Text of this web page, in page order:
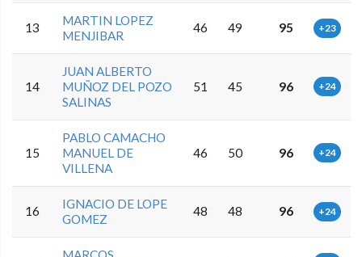
13
MARTIN LOPEZ
MENJIBAR
46 49 95 +23
14
JUAN ALBERTO
MUÑOZ DEL POZO
SALINAS
51 45 96 +24
15
PABLO CAMACHO
MANUEL DE
VILLENA
46 50 96 +24
16
IGNACIO DE LOPE
GOMEZ
48 48 96 +24